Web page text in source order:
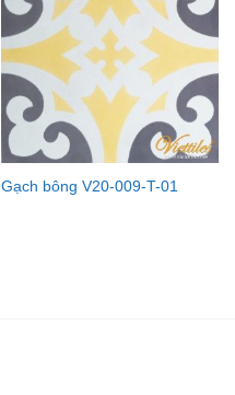
Gạch bông V20-009-T-01